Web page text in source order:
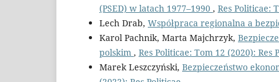
(PSED) w latach 1977–1990 , Res Politicae:
Lech Drab, Współpraca regionalna a
Karol Pachnik, Marta Majchrzyk,
polskim , Res Politicae: Tom 12 (2020): Res
Marek Leszczyński, Bezpieczeństwo